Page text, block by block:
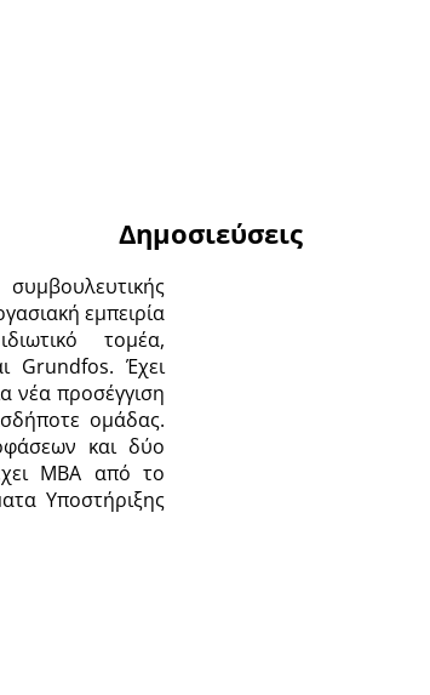
Δημοσιεύσεις
συμβουλευτικής
εμπειρία
τομέα,
Grundfos. Έχει
νέα προσέγγιση
ομάδας.
και δύο
MBA από το
Υποστήριξης